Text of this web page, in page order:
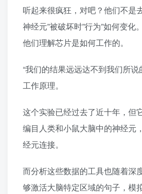
听起来很疯狂，对吧？他们不是
神经元”被破坏时”行为”如何变
他们理解芯片是如何工作的。
“我们的结果远远达不到我们所
工作原理。
这个实验已经过去了近十年，但
编目人类和小鼠大脑中的神经
经元连接。
而分析这些数据的工具也随着深
够激活大脑特定区域的句子，模